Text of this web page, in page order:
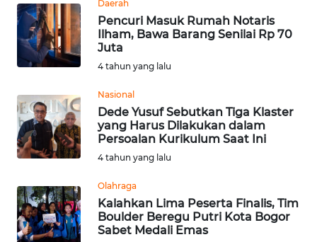
Daerah
Pencuri Masuk Rumah Notaris
Ilham, Bawa Barang Senilai Rp 70
Juta
4 tahun yang lalu
Nasional
Dede Yusuf Sebutkan Tiga Klaster
yang Harus Dilakukan dalam
Persoalan Kurikulum Saat Ini
4 tahun yang lalu
Olahraga
Kalahkan Lima Peserta Finalis, Tim
Boulder Beregu Putri Kota Bogor
Sabet Medali Emas
KALTENG
WN
KALTARA
WN
KALSEL
WN
KALTIM
WN
SULSEL